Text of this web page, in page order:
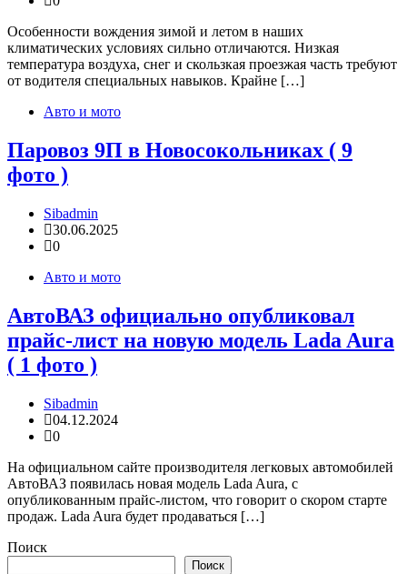
Особенности вождения зимой и летом в наших
климатических условиях сильно отличаются. Низкая
температура воздуха, снег и скользкая проезжая часть требуют
от водителя специальных навыков. Крайне […]
Авто и мото
Паровоз 9П в Новосокольниках ( 9
фото )
Sibadmin
30.06.2025
0
Авто и мото
АвтоВАЗ официально опубликовал
прайс-лист на новую модель Lada Aura
( 1 фото )
Sibadmin
04.12.2024
0
На официальном сайте производителя легковых автомобилей
АвтоВАЗ появилась новая модель Lada Aura, с
опубликованным прайс-листом, что говорит о скором старте
продаж. Lada Aura будет продаваться […]
Поиск
Поиск